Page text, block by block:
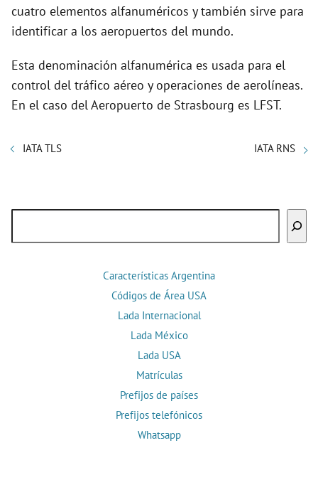
cuatro elementos alfanuméricos y también sirve para
identificar a los aeropuertos del mundo.
Esta denominación alfanumérica es usada para el
control del tráfico aéreo y operaciones de aerolíneas.
En el caso del Aeropuerto de Strasbourg es LFST.
IATA TLS IATA RNS
Características Argentina
Códigos de Área USA
Lada Internacional
Lada México
Lada USA
Matrículas
Prefijos de países
Prefijos telefónicos
Whatsapp